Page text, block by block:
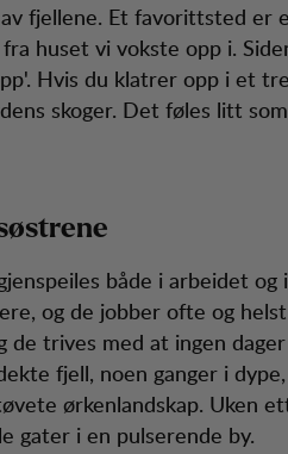
fjellene. Et favorittsted er
huset vi vokste opp i.
Hvis du klatrer opp i et
skoger. Det føles litt
både i arbeidet
og de jobber ofte og
de trives med at ingen
fjell, noen ganger i
ørkenlandskap. Uken
gater i en pulserende by.